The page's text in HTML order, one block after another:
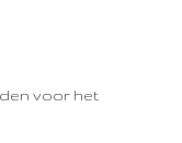
voor het